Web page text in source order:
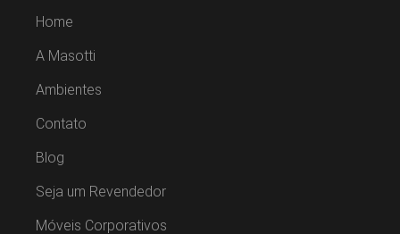
Home
A Masotti
Ambientes
Contato
Blog
Seja um Revendedor
Móveis Corporativos